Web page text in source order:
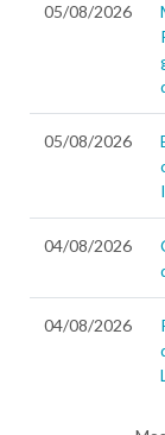
05/08/2026
05/08/2026
04/08/2026
04/08/2026